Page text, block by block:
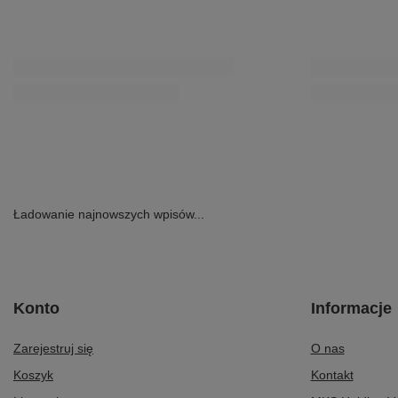
Ładowanie najnowszych wpisów...
Konto
Zarejestruj się
Koszyk
Informacje
O nas
Kontakt